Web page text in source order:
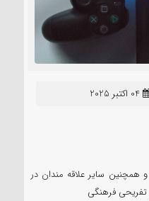
04 اکتبر 2025
همچنین سایر علاقه مندان در